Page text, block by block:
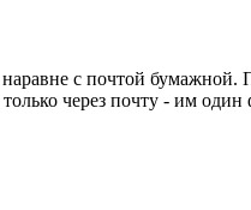
с почтой
через почту - им